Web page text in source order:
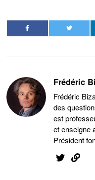
Frédéric
Frédéric
des
est
et enseigne
Président